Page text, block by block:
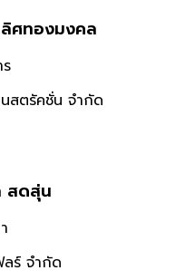
ศทองมงคล
สตรัคชั่น จำกัด
สดสุ่น
ลร์ จำกัด